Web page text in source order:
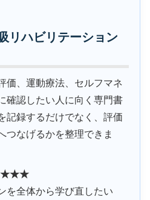
リハビリテーション
価、運動療法、セルフマネ
確認したい人に向く専門書
記録するだけでなく、評価
つなげるかを整理できま
を全体から学び直したい